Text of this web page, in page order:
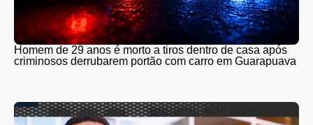
Homem de 29 anos é morto a tiros dentro de casa após
criminosos derrubarem portão com carro em Guarapuava